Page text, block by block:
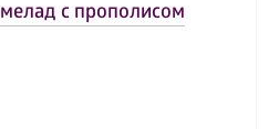
с прополисом